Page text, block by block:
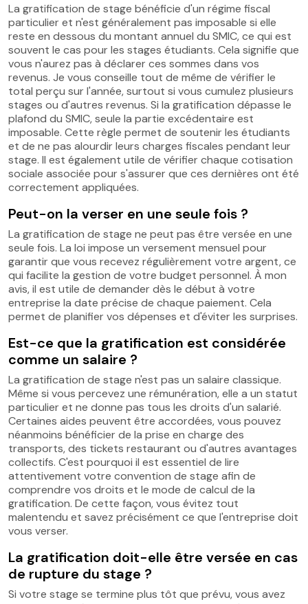
La gratification de stage bénéficie d'un régime fiscal
particulier et n'est généralement pas imposable si elle
reste en dessous du montant annuel du SMIC, ce qui est
souvent le cas pour les stages étudiants. Cela signifie que
vous n'aurez pas à déclarer ces sommes dans vos
revenus. Je vous conseille tout de même de vérifier le
total perçu sur l'année, surtout si vous cumulez plusieurs
stages ou d'autres revenus. Si la gratification dépasse le
plafond du SMIC, seule la partie excédentaire est
imposable. Cette règle permet de soutenir les étudiants
et de ne pas alourdir leurs charges fiscales pendant leur
stage. Il est également utile de vérifier chaque cotisation
sociale associée pour s'assurer que ces dernières ont été
correctement appliquées.
Peut-on la verser en une seule fois ?
La gratification de stage ne peut pas être versée en une
seule fois. La loi impose un versement mensuel pour
garantir que vous recevez régulièrement votre argent, ce
qui facilite la gestion de votre budget personnel. À mon
avis, il est utile de demander dès le début à votre
entreprise la date précise de chaque paiement. Cela
permet de planifier vos dépenses et d'éviter les surprises.
Est-ce que la gratification est considérée
comme un salaire ?
La gratification de stage n'est pas un salaire classique.
Même si vous percevez une rémunération, elle a un statut
particulier et ne donne pas tous les droits d'un salarié.
Certaines aides peuvent être accordées, vous pouvez
néanmoins bénéficier de la prise en charge des
transports, des tickets restaurant ou d'autres avantages
collectifs. C'est pourquoi il est essentiel de lire
attentivement votre convention de stage afin de
comprendre vos droits et le mode de calcul de la
gratification. De cette façon, vous évitez tout
malentendu et savez précisément ce que l'entreprise doit
vous verser.
La gratification doit-elle être versée en cas
de rupture du stage ?
Si votre stage se termine plus tôt que prévu, vous avez